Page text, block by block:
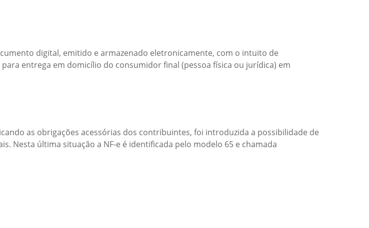
digital, emitido e armazenado eletronicamente, com o intuito de
entrega em domicílio do consumidor final (pessoa física ou jurídica) em
as obrigações acessórias dos contribuintes, foi introduzida a possibilidade de
Nesta última situação a NF-e é identificada pelo modelo 65 e chamada